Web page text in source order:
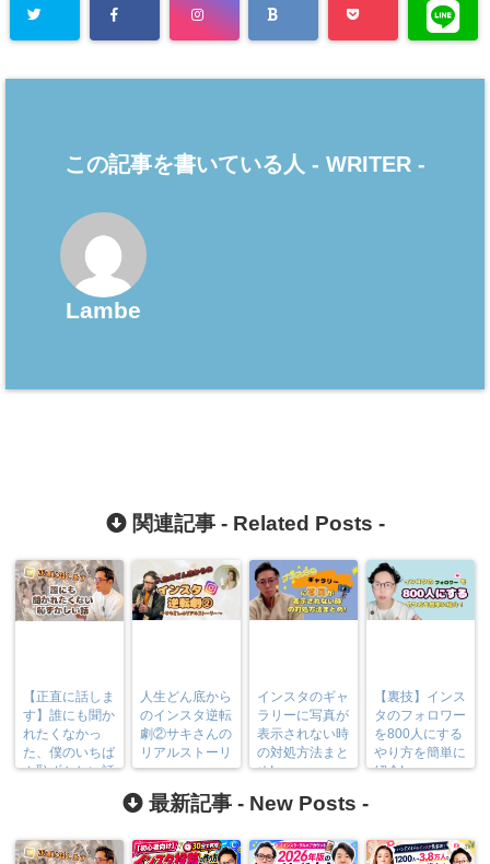
この記事を書いている人 - WRITER -
Lambe
関連記事 - Related Posts -
【正直に話しま
す】誰にも聞か
れたくなかっ
た、僕のいちば
ん恥ずかしい話
人生どん底から
のインスタ逆転
劇②サキさんの
リアルストーリ
ー
インスタのギャ
ラリーに写真が
表示されない時
の対処方法まと
め!
【裏技】インス
タのフォロワー
を800人にする
やり方を簡単に
紹介!
最新記事 - New Posts -